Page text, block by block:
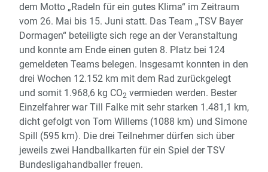
dem Motto „Radeln für ein gutes Klima“ im Zeitraum
vom 26. Mai bis 15. Juni statt. Das Team „TSV Bayer
Dormagen“ beteiligte sich rege an der Veranstaltung
und konnte am Ende einen guten 8. Platz bei 124
gemeldeten Teams belegen. Insgesamt konnten in den
drei Wochen 12.152 km mit dem Rad zurückgelegt
und somit 1.968,6 kg CO2 vermieden werden. Bester
Einzelfahrer war Till Falke mit sehr starken 1.481,1 km,
dicht gefolgt von Tom Willems (1088 km) und Simone
Spill (595 km). Die drei Teilnehmer dürfen sich über
jeweils zwei Handballkarten für ein Spiel der TSV
Bundesligahandballer freuen.